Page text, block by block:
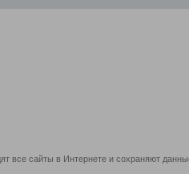
все сайты в Интернете и сохраняют